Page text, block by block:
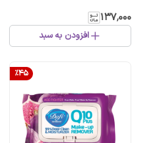
۱۳۷٬۰۰۰
افزودن به سبد
%45